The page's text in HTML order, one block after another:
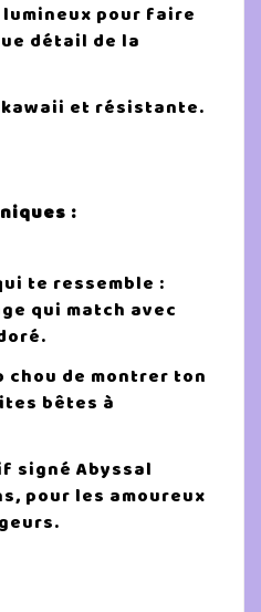
pour faire
détail de la
et résistante.
:
te ressemble :
qui match avec
chou de montrer ton
bêtes à
signé Abyssal
pour les amoureux